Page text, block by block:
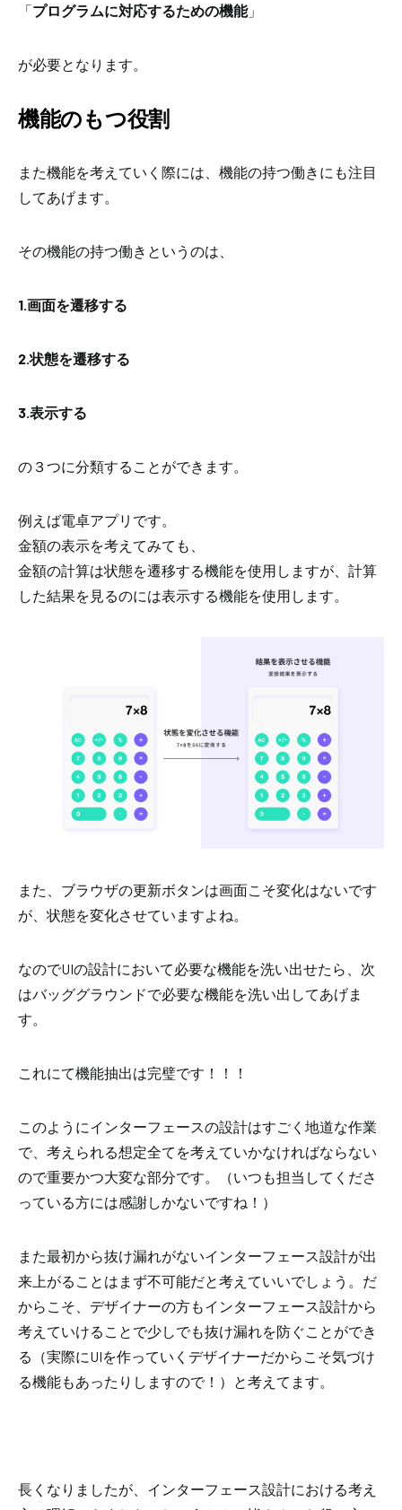
「プログラムに対応するための機能」
が必要となります。
機能のもつ役割
また機能を考えていく際には、 機能の持つ働きにも注目
してあげます。
その機能の持つ働きというのは、
1.画面を遷移する
2.状態を遷移する
3.表示する
の３つに分類することができます。
例えば電卓アプリです。
金額の表示を考えてみても、
金額の計算は状態を遷移する機能を使用しますが、計算
した結果を見るのには表示する機能を使用します。
また、ブラウザの更新ボタンは画面こそ変化はないです
が、状態を変化させていますよね。
なのでUIの設計において必要な機能を洗い出せたら、次
はバッググラウンドで必要な機能を洗い出してあげま
す。
これにて機能抽出は完璧です！！！
このようにインターフェースの設計はすごく地道な作業
で、考えられる想定全てを考えていかなければならない
ので重要かつ大変な部分です。（いつも担当してくださ
っている方には感謝しかないですね！）
また最初から抜け漏れがないインターフェース設計が出
来上がることはまず不可能だと考えていいでしょう。 だ
からこそ、デザイナーの方もインターフェース設計から
考えていけることで少しでも抜け漏れを防ぐことができ
る（実際にUIを作っていくデザイナーだからこそ気づけ
る機能もあったりしますので！）と考えてます。
長くなりましたが、インターフェース設計における考え